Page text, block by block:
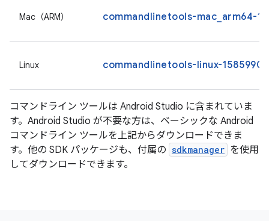
Mac（ARM） commandlinetools-mac_arm64-
Linux commandlinetools-linux-
コマンドライン ツールは Android Studio に含まれていま
す。Android Studio が不要な方は、ベーシックな Android
コマンドライン ツールを上記からダウンロードできま
す。他の SDK パッケージも、付属の sdkmanager を使用
してダウンロードできます。